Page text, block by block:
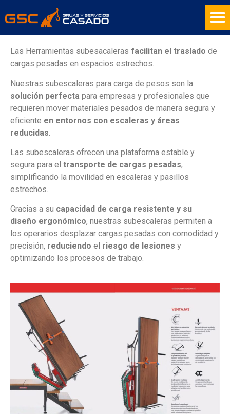
Las Herramientas subesacaleras facilitan el traslado de
cargas pesadas en espacios estrechos.
Nuestras subescaleras para carga de pesos son la
solución perfecta para empresas y profesionales que
requieren mover materiales pesados de manera segura y
eficiente en entornos con escaleras y áreas
reducidas
Las subescaleras ofrecen una plataforma estable y
segura para el transporte de cargas pesadas,
simplificando la movilidad en escaleras y pasillos
estrechos.
Gracias a su capacidad de carga resistente y su
diseño ergonómico, nuestras subescaleras permiten a
los operarios desplazar cargas pesadas con comodidad y
precisión, reduciendo el riesgo de lesiones y
optimizando los procesos de trabajo.